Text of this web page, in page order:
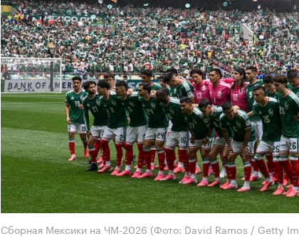
Сборная Мексики на ЧМ-2026 (Фото: David Ramos / Getty